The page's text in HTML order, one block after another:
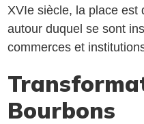
XVIe siècle, la place est
autour duquel se sont
commerces et
Bourbons